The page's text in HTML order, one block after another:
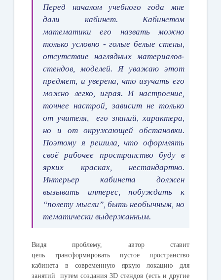
Перед началом учебного года мне
дали кабинет. Кабинетом
математики его назвать можно
только условно - голые белые стены,
отсутствие наглядных материалов-
стендов, моделей. Я уважаю этот
предмет, и уверена, что изучать его
можно легко, играя. И настроение,
точнее настрой, зависит не только
от учителя, его знаний, характера,
но и от окружающей обстановки.
Поэтому я решила, что оформлять
своё рабочее пространство буду в
ярких красках, нестандартно.
Интерьер кабинета должен
вызывать интерес, побуждать к
“полету мысли”, быть необычным, но
тематически выдержанным.
Видя проблему, автор ставит
цельтрансформировать пустое пространство
кабинета в современную яркую локацию для
занятий путем создания 3D стендов (есть и другие